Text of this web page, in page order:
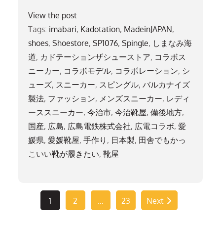
View the post
Tags: imabari, Kadotation, MadeinJAPAN,
shoes,Shoestore,SP1076,Spingle, しまなみ海
道, カドテーションザシューストア, コラボス
ニーカー, コラボモデル, コラボレーション, シ
ューズ, スニーカー, スピングル,バルカナイズ
製法, ファッション, メンズスニーカー, レディ
ーススニーカー,今治市,今治靴屋,備後地方,
国産, 広島, 広島電鉄株式会社, 広電コラボ,愛
媛県,愛媛靴屋,手作り , 日本製, 田舎でもかっ
こいい靴が履きたい,靴屋
1 2 23 Next